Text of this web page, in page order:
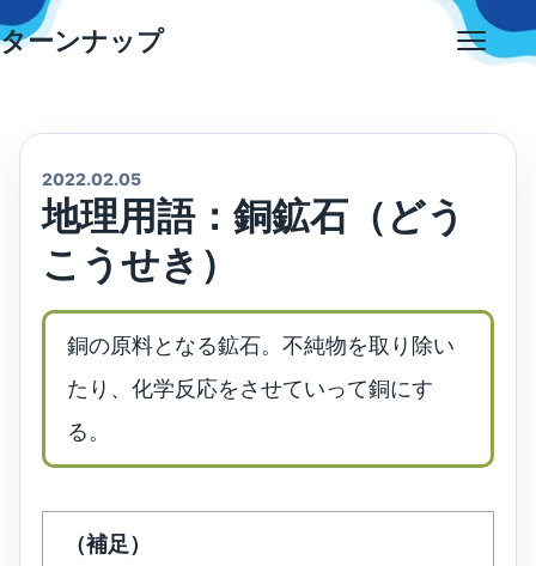
Skip
to
ターンナップ
2022.02.05
地理用語：銅鉱石（どう
こうせき）
銅の原料となる鉱石。不純物を取り除い
たり、化学反応をさせていって銅にす
る。
（補足）